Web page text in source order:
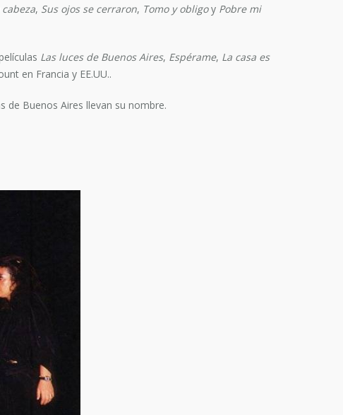
, Sus ojos se cerraron, Tomo y obligoy Pobre mi
Las luces de Buenos Aires, Espérame, La casa es
en Francia y EE.UU..
de Buenos Aires llevan su nombre.